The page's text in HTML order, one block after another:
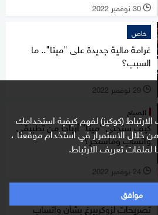
(كوكيز) لفهم كيفية استخدامك
خلال الاستمرار في استخدام موقعنا ،
تعريف الارتباط.
موافق
l 30 نوفمبر 2022
خاص
غرامة مالية جديدة على "ميتا".. ما
السبب؟
l 29 نوفمبر 2022
الصباح
كيف ستجني "ميتا" أرباحا من تطبيقي
واتساب وماسنجر؟
l 24 نوفمبر 2022
علوم
تصريحات لزوكربيرغ بشأن واتساب